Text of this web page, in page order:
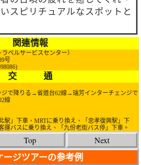
スピリチュアルなスポットと
関連情報
ベルサービスセンター）
号
交 通
で降りる→省道台62線→瑞芳インターチェンジで
線
駅」下車、MRTに乗り換え、「忠孝復興駅」下
運バスに乗り換え、「九份老街バス停」下車。
Top Next
ージツアーの参考例